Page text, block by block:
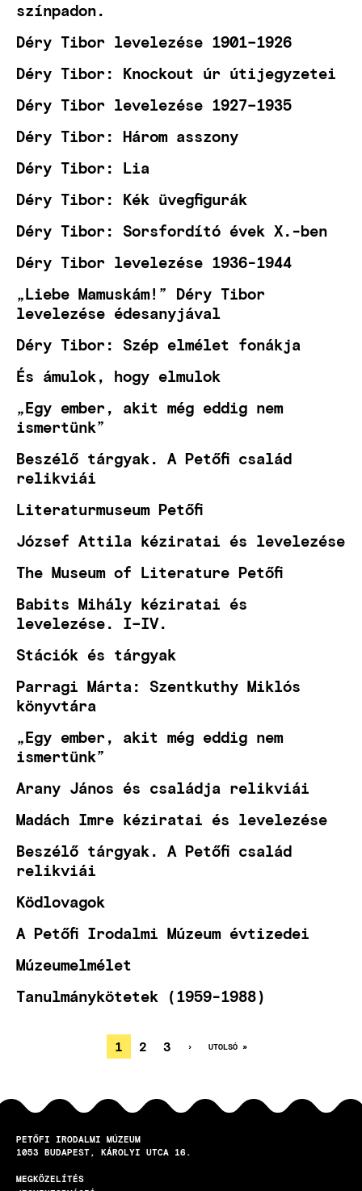
színpadon.
Déry Tibor levelezése 1901–1926
Déry Tibor: Knockout úr útijegyzetei
Déry Tibor levelezése 1927–1935
Déry Tibor: Három asszony
Déry Tibor: Lia
Déry Tibor: Kék üvegfigurák
Déry Tibor: Sorsfordító évek X.-ben
Déry Tibor levelezése 1936-1944
„Liebe Mamuskám!” Déry Tibor
levelezése édesanyjával
Déry Tibor: Szép elmélet fonákja
És ámulok, hogy elmulok
„Egy ember, akit még eddig nem
ismertünk”
Beszélő tárgyak. A Petőfi család
relikviái
Literaturmuseum Petőfi
József Attila kéziratai és levelezése
The Museum of Literature Petőfi
Babits Mihály kéziratai és
levelezése. I–IV.
Stációk és tárgyak
Parragi Márta: Szentkuthy Miklós
könyvtára
„Egy ember, akit még eddig nem
ismertünk”
Arany János és családja relikviái
Madách Imre kéziratai és levelezése
Beszélő tárgyak. A Petőfi család
relikviái
Ködlovagok
A Petőfi Irodalmi Múzeum évtizedei
Múzeumelmélet
Tanulmánykötetek (1959-1988)
OLDALSZÁMOZÁS
JELENLEGI
OLDAL
1 OLDAL
2 OLDAL
3
KÖVETKEZŐ
›
UTOLSÓ
UTOLSÓ »
PETŐFI IRODALMI MÚZEUM
1053
BUDAPEST KÁROLYI UTCA 16.
MEGKÖZELÍTÉS